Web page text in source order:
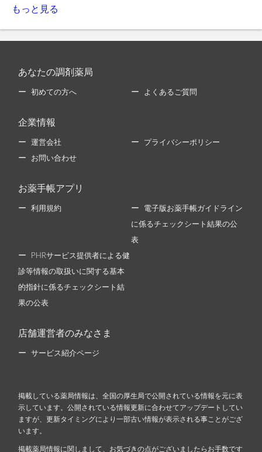
もっと見る
あなたの調剤薬局
初めての方へ よくあるご質問
企業情報
運営会社 プライバシーポリシー
お問い合わせ
お薬手帳アプリ
利用規約 電子版お薬手帳ガイドライン
に係るチェックシート結果の公
表
PHRサービス提供者による健
診等情報の取扱いに関する基本
的指針に係るチェックシート結
果の公表
店舗運営者のみなさま
サービス紹介ページ
掲載している薬局情報は、全国の厚生局で公開されている情報を元に表
示しています。公開されている情報更新に合わせてアップデートしてい
ますが、更新タイミングにより一部古い情報が表示される事ことがござ
います。
掲載薬局情報に関しまして、お気づきの点がございましたらお手数です